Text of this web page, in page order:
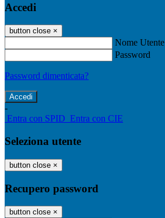
Accedi
button close ×
Nome Utente
Password
Password dimenticata?
-
Entra con SPID Entra con CIE
Seleziona utente
button close ×
Recupero password
button close ×